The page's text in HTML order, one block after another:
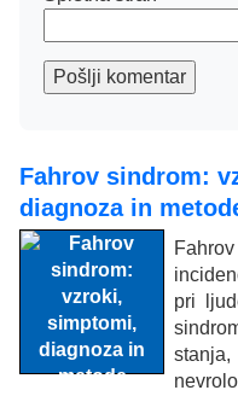
Pošlji komentar
Fahrov sindrom:
diagnoza in
pri